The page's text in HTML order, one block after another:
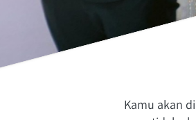
Kamu akan